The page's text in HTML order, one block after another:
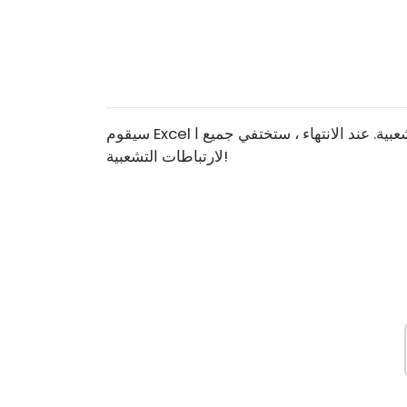
سيقوم Excel الآن بالبحث في جدول البيانات بالكامل عن أي ارتباطات تشعبية. عند الانتهاء ، ستختفي جميع ا
لارتباطات التشعبية!